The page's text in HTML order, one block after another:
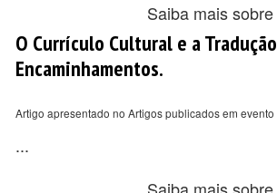
Saiba mais
O Currículo Cultural e a
Encaminhamentos.
Artigo apresentado no Artigos publicados em evento
...